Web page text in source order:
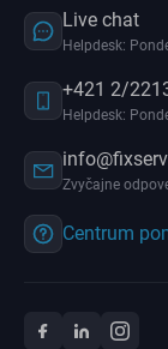
Live chat
Helpdesk:
+421 2/
Helpdesk:
Zvyčajne
Centrum